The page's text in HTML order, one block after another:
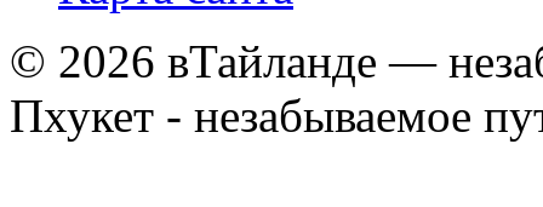
© 2026 вТайланде —
Пхукет - незабываемое